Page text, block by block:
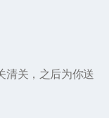
清关，之后为你送